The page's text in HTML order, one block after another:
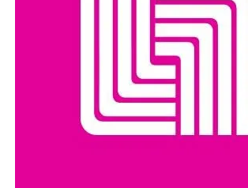
Organizaciones y ciudadanos han pedido
investigaciones se realicen con
caso de confirmarse irregularidades, se
responsabilidades conforme a la